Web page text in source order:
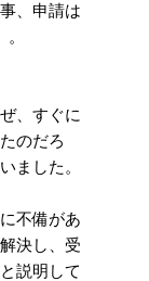
、申請は
、すぐに
のだろ
ました。
不備があ
決し、受
説明して